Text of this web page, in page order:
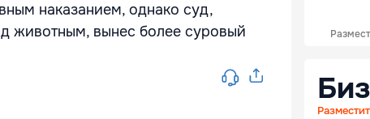
наказанием, однако суд,
животным, вынес более суровый